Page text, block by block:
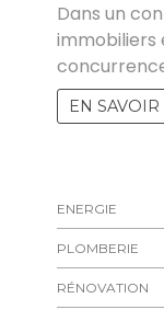
Dans un
immobiliers
EN
ENERGIE
PLOMBERIE
RÉNOVATION